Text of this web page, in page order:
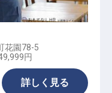
花園78-5
円
詳しく見る